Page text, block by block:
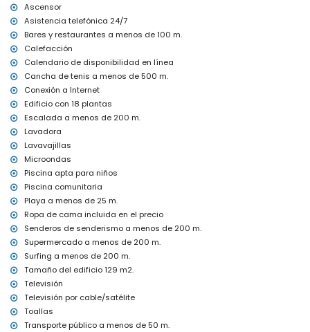
Deportes
tenis, senderismo, escalada, surf y windsurf (a menos de 1000
metros del apartamento)
golf (a menos de 10 kilómetros del apartamento)
Ascensor
Asistencia telefónica 24/7
Bares y restaurantes a menos de 100 m.
Calefacción
Calendario de disponibilidad en línea
Cancha de tenis a menos de 500 m.
Conexión a Internet
Edificio con 18 plantas
Escalada a menos de 200 m.
Lavadora
Lavavajillas
Microondas
Piscina apta para niños
Piscina comunitaria
Playa a menos de 25 m.
Ropa de cama incluida en el precio
Senderos de senderismo a menos de 200 m.
Supermercado a menos de 200 m.
Surfing a menos de 200 m.
Tamaño del edificio 129 m2.
Televisión
Televisión por cable/satélite
Toallas
Transporte público a menos de 50 m.